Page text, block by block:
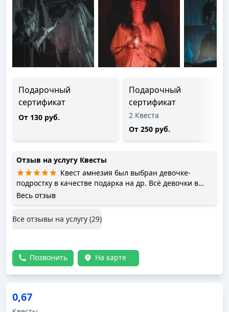
Подарочный
сертификат
От 130 руб.
Подарочный
сертификат
2 Квеста
От 250 руб.
Отзыв на услугу Квесты
Квест амнезия был выбран девочке-
подростку в качестве подарка на др. Всё девочки в
диком восторге от мероприятия
Весь отзыв
Все отзывы на услугу (29)
Позвонить На карте
0,67